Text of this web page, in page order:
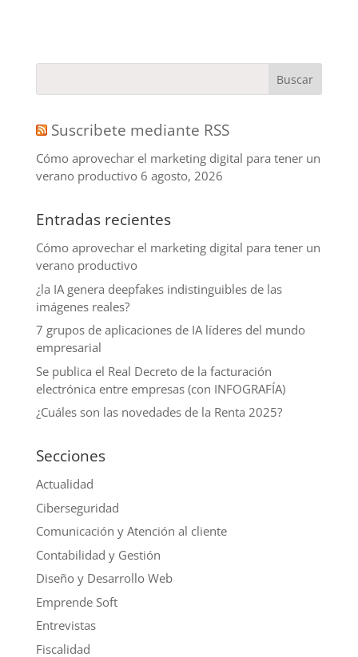
Suscribete mediante RSS
Cómo aprovechar el marketing digital para tener un
verano productivo 6 agosto, 2026
Entradas recientes
Cómo aprovechar el marketing digital para tener un
verano productivo
¿la IA genera deepfakes indistinguibles de las
imágenes reales?
7 grupos de aplicaciones de IA líderes del mundo
empresarial
Se publica el Real Decreto de la facturación
electrónica entre empresas (con INFOGRAFÍA)
¿Cuáles son las novedades de la Renta 2025?
Secciones
Actualidad
Ciberseguridad
Comunicación y Atención al cliente
Contabilidad y Gestión
Diseño y Desarrollo Web
Emprende Soft
Entrevistas
Fiscalidad